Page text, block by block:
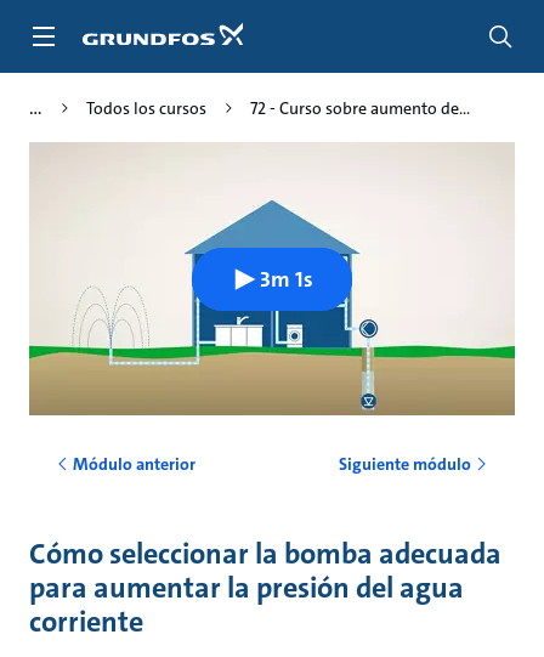
Todos los cursos 72 - Curso sobre aumento de...
3m 1s
Módulo anterior Siguiente módulo
Cómo seleccionar la bomba adecuada
para aumentar la presión del agua
corriente